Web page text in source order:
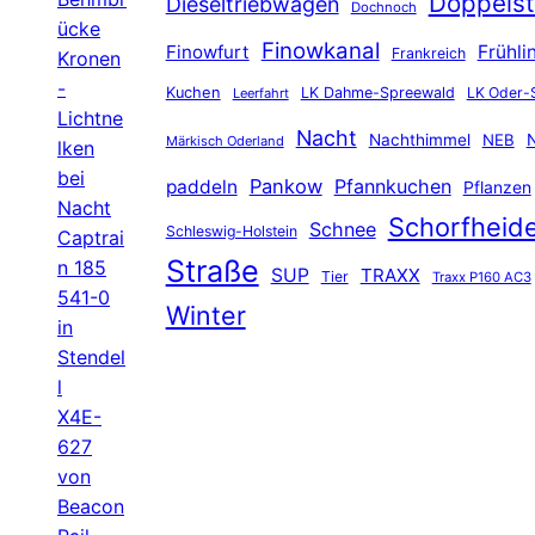
ücke
Kronen
-
Lichtne
lken
bei
Nacht
Captrai
n 185
541-0
in
Stendel
l
X4E-
627
von
Beacon
Dochnoch
Finowfurt Finowkanal Frankreich
Kuchen Leerfahrt LK Dahme-Spreewald LK Oder-
Märkisch Oderland Nacht Nachthimmel NEB
paddeln Pankow Pfannkuchen Pflanzen
Schleswig-Holstein Schnee
Straße SUP Tier TRAXX Traxx P160 AC3
Winter